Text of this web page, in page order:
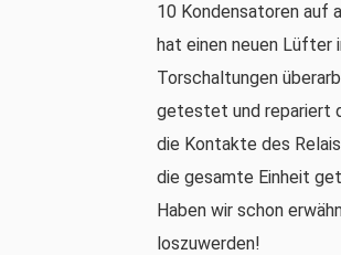
10 Kondensatoren auf
hat einen neuen Lüfter
Torschaltungen
getestet und repariert
die Kontakte des
die gesamte Einheit
Haben wir schon
loszuwerden!